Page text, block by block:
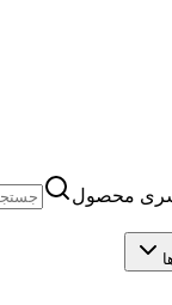
سری محصول